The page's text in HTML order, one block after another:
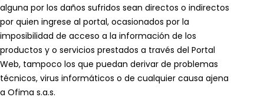
alguna por los daños sufridos sean directos o indirectos
por quien ingrese al portal, ocasionados por la
imposibilidad de acceso a la información de los
productos y o servicios prestados a través del Portal
Web, tampoco los que puedan derivar de problemas
técnicos, virus informáticos o de cualquier causa ajena
a Ofima s.a.s.